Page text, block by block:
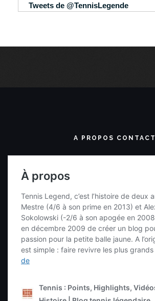
Tweets de @TennisLegende
A PROPOS CONTACT